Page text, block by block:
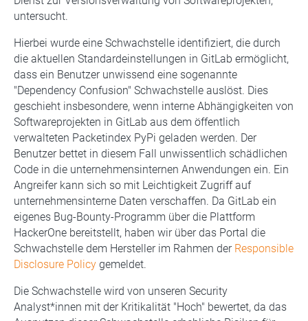
untersucht.
Hierbei wurde eine Schwachstelle identifiziert, die durch
die aktuellen Standardeinstellungen in GitLab ermöglicht,
dass ein Benutzer unwissend eine sogenannte
"Dependency Confusion" Schwachstelle auslöst. Dies
geschieht insbesondere, wenn interne Abhängigkeiten von
Softwareprojekten in GitLab aus dem öffentlich
verwalteten Packetindex PyPi geladen werden. Der
Benutzer bettet in diesem Fall unwissentlich schädlichen
Code in die unternehmensinternen Anwendungen ein. Ein
Angreifer kann sich so mit Leichtigkeit Zugriff auf
unternehmensinterne Daten verschaffen. Da GitLab ein
eigenes Bug-Bounty-Programm über die Plattform
HackerOne bereitstellt, haben wir über das Portal die
Schwachstelle dem Hersteller im Rahmen derResponsible
Disclosure Policy gemeldet.
Die Schwachstelle wird von unseren Security
Analyst*innen mit der Kritikalität "Hoch" bewertet, da das